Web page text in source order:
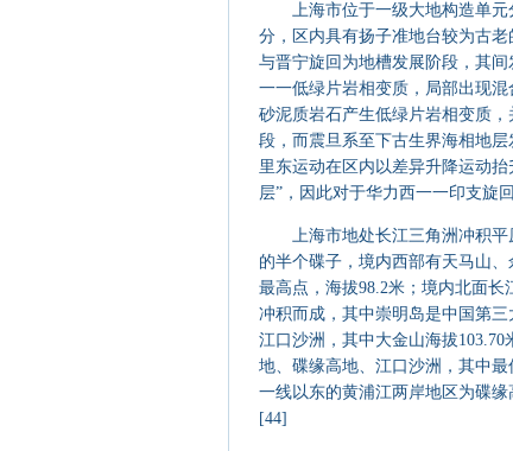
上海市位于一级大地构造单元
分，区内具有扬子准地台较为古
与晋宁旋回为地槽发展阶段，其
一一低绿片岩相变质，局部出现
砂泥质岩石产生低绿片岩相变质
段，而震旦系至下古生界海相地
里东运动在区内以差异升降运动
层”，因此对于华力西一一印支旋
上海市地处长江三角洲冲积平
的半个碟子，境内西部有天马山
最高点，海拔98.2米；境内北面
冲积而成，其中崇明岛是中国第
江口沙洲，其中大金山海拔
地、碟缘高地、江口沙洲，其中
一线以东的黄浦江两岸地区为碟
[44]